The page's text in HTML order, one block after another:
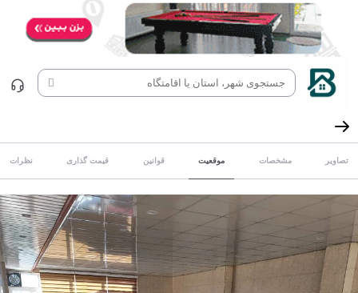
تصاویر مشخصات موقعیت قوانین قیمت گذاری نظرات